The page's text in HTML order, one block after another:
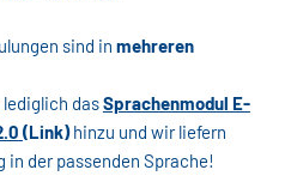
sind in mehreren
dasSprachenmodul E-
(Link)hinzu und wir liefern
in der passenden Sprache!